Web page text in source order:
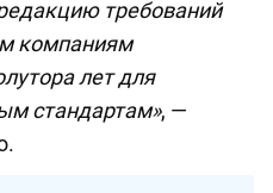
требований
компаниям
лет для
стандартам», —